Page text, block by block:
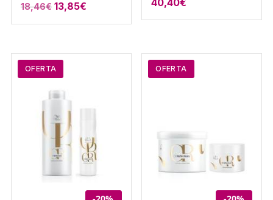
18,46€ 13,85€ 40,40€
OFERTA OFERTA